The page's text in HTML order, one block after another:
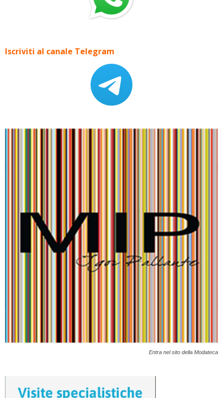
Iscriviti al canale Telegram
Entra nel sito della Modateca